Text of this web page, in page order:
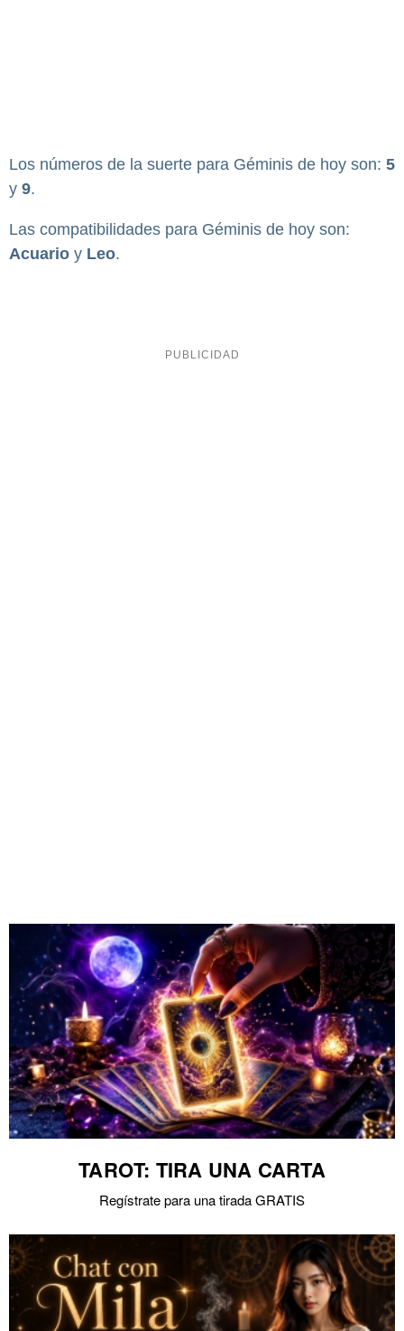
Los números de la suerte para Géminis de hoy son: 5
y 9.
Las compatibilidades para Géminis de hoy son:
Acuario y Leo.
TAROT: TIRA UNA CARTA
Regístrate para una tirada GRATIS